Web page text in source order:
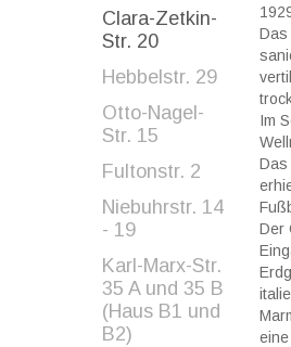
Clara-Zetkin-
Str. 20
Hebbelstr. 29
Otto-Nagel-
Str. 15
Fultonstr. 2
Niebuhrstr. 14
- 19
Karl-Marx-Str.
35 A und 35 B
(Haus B1 und
B2)
Das
Im
Das
Der